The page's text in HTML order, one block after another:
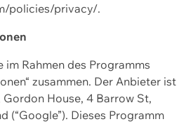
policies/privacy/.
Rahmen des Programms
zusammen. Der Anbieter ist
House, 4 Barrow St,
(“Google”). Dieses Programm